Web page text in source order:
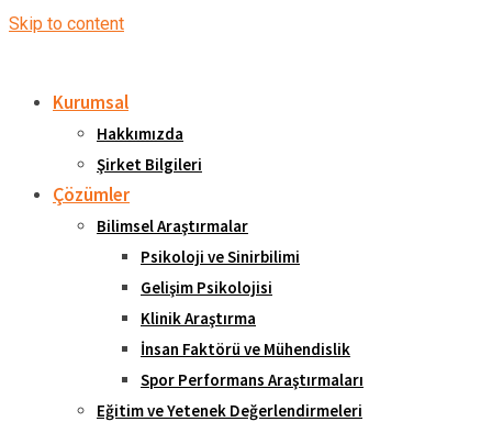
Skip to content
Kurumsal
Hakkımızda
Şirket Bilgileri
Çözümler
Bilimsel Araştırmalar
Psikoloji ve Sinirbilimi
Gelişim Psikolojisi
Klinik Araştırma
İnsan Faktörü ve Mühendislik
Spor Performans Araştırmaları
Eğitim ve Yetenek Değerlendirmeleri